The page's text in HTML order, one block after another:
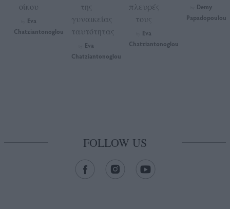
οίκου
Eva
Chatziantonoglou
της
γυναικείας
ταυτότητας
Eva
Chatziantonoglou
πλευρές
τους
Eva
Chatziantonoglou
Demy
Papadopoulou
FOLLOW US